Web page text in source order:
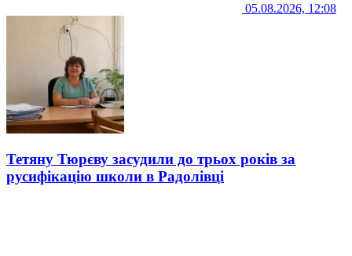
05.08.2026, 12:08
Тетяну Тюрєву засудили до трьох років за
русифікацію школи в Радолівці